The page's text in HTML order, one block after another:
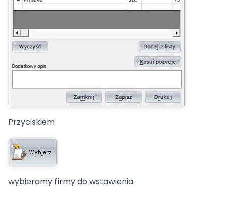
Przyciskiem
wybieramy firmy do wstawienia.